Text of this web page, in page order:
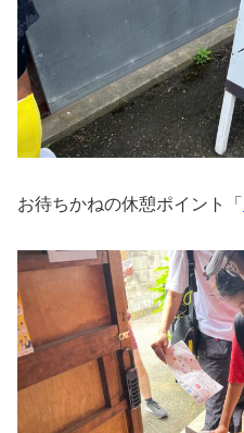
お待ちかねの休憩ポイント「